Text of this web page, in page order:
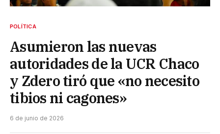
POLÍTICA
Asumieron las nuevas
autoridades de la UCR Chaco
y Zdero tiró que «no necesito
tibios ni cagones»
6 de junio de 2026